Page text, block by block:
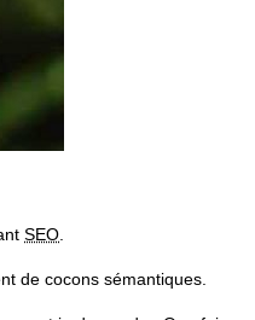
SEO
de cocons sémantiques.